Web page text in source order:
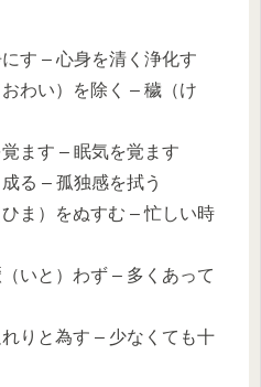
す – 心身を清く浄化す
わい）を除く – 穢（け
ます – 眠気を覚ます
る – 孤独感を拭う
ま）をぬすむ – 忙しい時
いと）わず – 多くあって
りと為す – 少なくても十